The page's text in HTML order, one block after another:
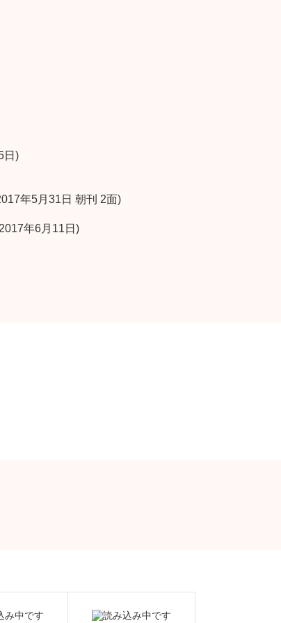
日)
年5月31日 朝刊 2面)
年6月11日)